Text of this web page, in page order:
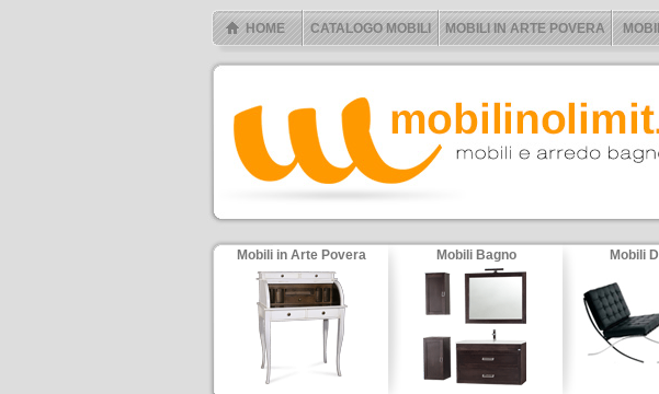
HOME CATALOGO MOBILI MOBILI IN ARTE POVERA
Mobili in Arte Povera Mobili Bagno Mobili